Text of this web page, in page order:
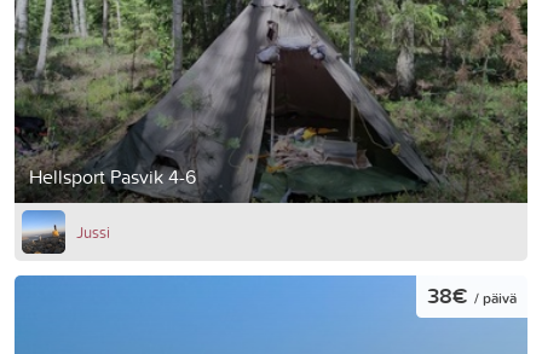
Hellsport Pasvik 4-6
Jussi
38€ / päivä